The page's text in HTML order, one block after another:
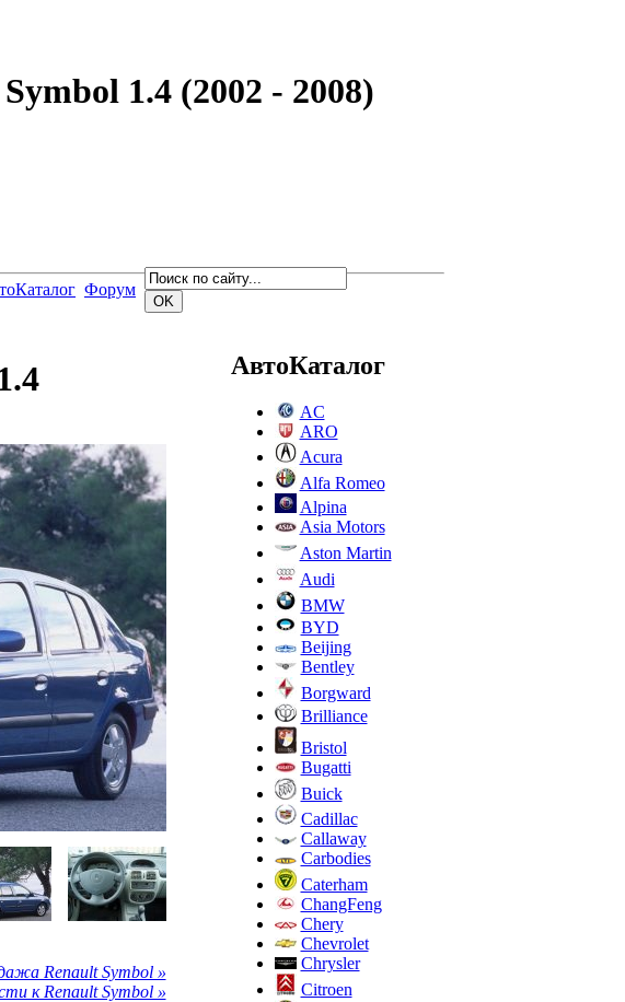
1.4 (2002 - 2008)
Форум
Renault Symbol »
к Renault Symbol »
АвтоКаталог
AC
ARO
Acura
Alfa Romeo
Alpina
Asia Motors
Aston Martin
Audi
BMW
BYD
Beijing
Bentley
Borgward
Brilliance
Bristol
Bugatti
Buick
Cadillac
Callaway
Carbodies
Caterham
ChangFeng
Chery
Chevrolet
Chrysler
Citroen